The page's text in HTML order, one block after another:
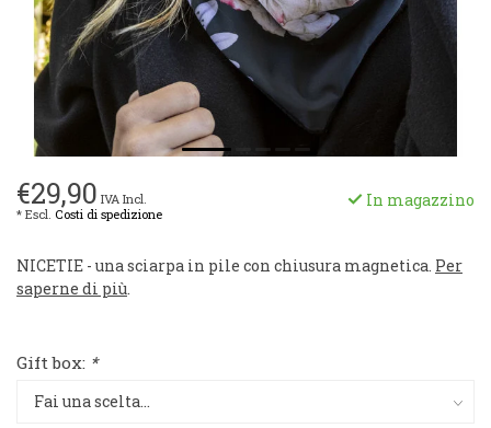
€29,90 IVA Incl.
* Escl. Costi di spedizione
In magazzino
NICETIE - una sciarpa in pile con chiusura magnetica. Per
saperne di più.
Gift box: *